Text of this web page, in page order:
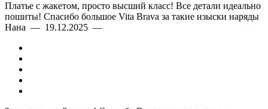
Платье с жакетом, просто высший класс! Все детали идеально
пошиты! Спасибо большое Vita Brava за такие изыски наряды
Нана — 19.12.2025 —